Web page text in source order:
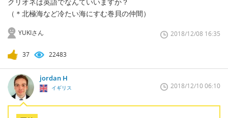
クリオネは英語でなんていいますか？
（＊北極海など冷たい海にすむ巻貝の仲間）
YUKIさん 2018/12/08 16:35
37 22483
jordan H
イギリス 2018/12/10 06:10